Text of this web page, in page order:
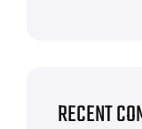
RECENT